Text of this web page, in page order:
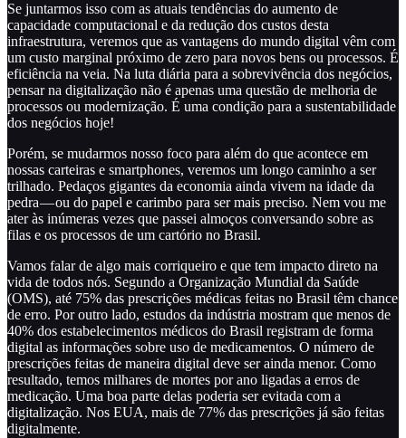
Se juntarmos isso com as atuais tendências do aumento de
capacidade computacional e da redução dos custos desta
infraestrutura, veremos que as vantagens do mundo digital vêm com
um custo marginal próximo de zero para novos bens ou processos. É
eficiência na veia. Na luta diária para a sobrevivência dos negócios,
pensar na digitalização não é apenas uma questão de melhoria de
processos ou modernização. É uma condição para a sustentabilidade
dos negócios hoje!
Porém, se mudarmos nosso foco para além do que acontece em
nossas carteiras e smartphones, veremos um longo caminho a ser
trilhado. Pedaços gigantes da economia ainda vivem na idade da
pedra — ou do papel e carimbo para ser mais preciso. Nem vou me
ater às inúmeras vezes que passei almoços conversando sobre as
filas e os processos de um cartório no Brasil.
Vamos falar de algo mais corriqueiro e que tem impacto direto na
vida de todos nós. Segundo a Organização Mundial da Saúde
(OMS), até 75% das prescrições médicas feitas no Brasil têm chance
de erro. Por outro lado, estudos da indústria mostram que menos de
40% dos estabelecimentos médicos do Brasil registram de forma
digital as informações sobre uso de medicamentos. O número de
prescrições feitas de maneira digital deve ser ainda menor. Como
resultado, temos milhares de mortes por ano ligadas a erros de
medicação. Uma boa parte delas poderia ser evitada com a
digitalização. Nos EUA, mais de 77% das prescrições já são feitas
digitalmente.